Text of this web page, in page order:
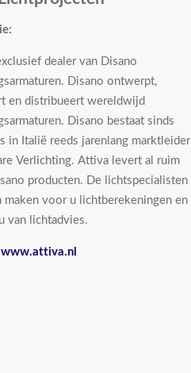
dealer van Disano
Disano ontwerpt,
en distribueert wereldwijd
Disano bestaat sinds
in Italië reeds jarenlang marktleider
Verlichting. Attiva levert al ruim
producten. De lichtspecialisten
maken voor u lichtberekeningen en
van lichtadvies.
www.attiva.nl